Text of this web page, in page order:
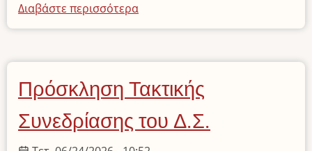
Διαβάστε περισσότερα
το
Λειτουργίας
Αυγούστου
2026
Πρόσκληση Τακτικής
Συνεδρίασης του Δ.Σ.